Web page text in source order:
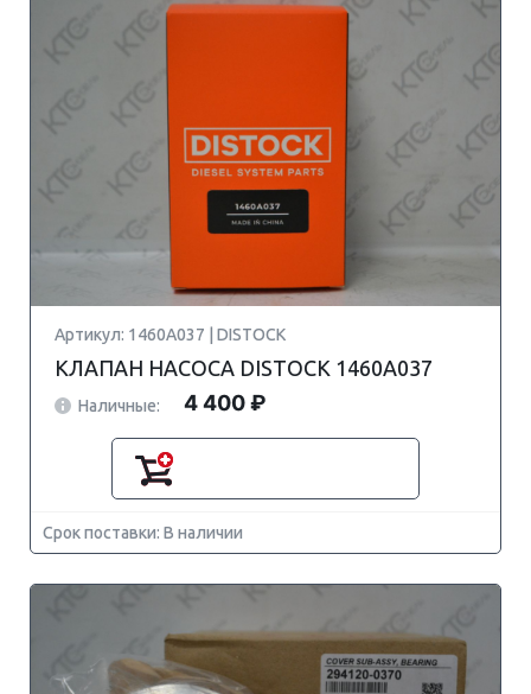
Артикул: 1460A037 | DISTOCK
КЛАПАН НАСОСА DISTOCK 1460A037
Наличные: 4 400 ₽
Срок поставки: В наличии